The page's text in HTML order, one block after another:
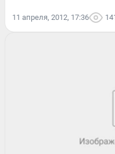
11 апреля, 2012, 17:36